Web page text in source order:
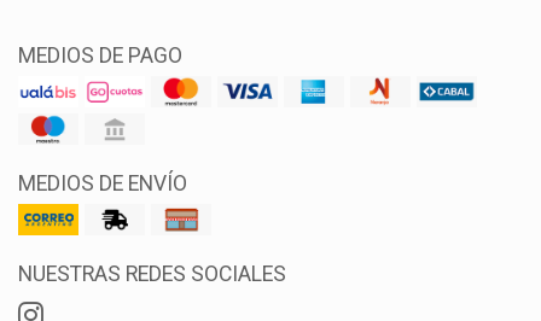
MEDIOS DE PAGO
MEDIOS DE ENVÍO
NUESTRAS REDES SOCIALES